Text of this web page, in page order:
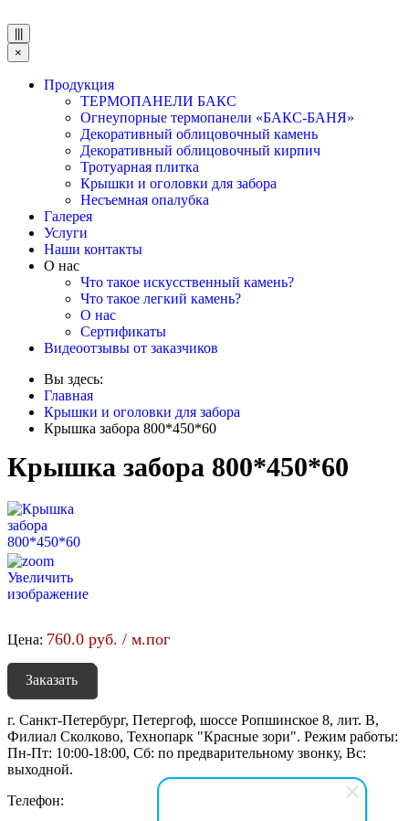
×
Продукция
ТЕРМОПАНЕЛИ БАКС
Огнеупорные термопанели «БАКС-БАНЯ»
Декоративный облицовочный камень
Декоративный облицовочный кирпич
Тротуарная плитка
Крышки и оголовки для забора
Несъемная опалубка
Галерея
Услуги
Наши контакты
О нас
Что такое искусственный камень?
Что такое легкий камень?
О нас
Сертификаты
Видеоотзывы от заказчиков
Вы здесь:
Главная
Крышки и оголовки для забора
Крышка забора 800*450*60
Крышка забора 800*450*60
Увеличить
изображение
Цена: 760.0 руб. / м.пог
Заказать
г. Санкт-Петербург, Петергоф, шоссе Ропшинское 8, лит. В,
Филиал Сколково, Технопарк "Красные зори". Режим работы:
Пн-Пт: 10:00-18:00, Сб: по предварительному звонку, Вс:
выходной.
Телефон: